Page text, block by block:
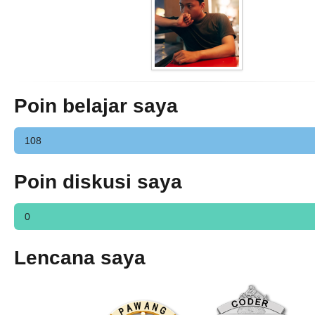
Poin belajar saya
108
Poin diskusi saya
0
Lencana saya